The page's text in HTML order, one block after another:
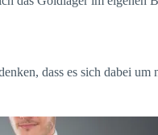
dass es sich dabei